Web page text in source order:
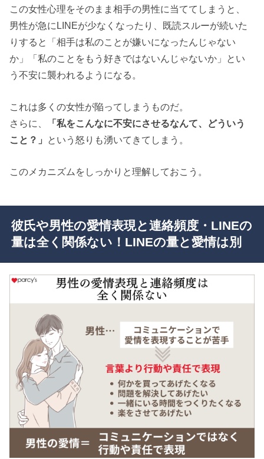
この女性心理をそのまま相手の男性に当ててしまうと、
男性が急にLINEが少なくなったり、既読スルーが続いた
りすると「相手は私のことが嫌いになったんじゃない
か」「私のことをもう好きではないんじゃないか」とい
う不安に襲われるようになる。
これは多くの女性が陥ってしまうものだ。
さらに、
「私をこんなに不安にさせるなんて、どういう
こと？」 という怒りも湧いてきてしまう。
このメカニズムをしっかりと理解しておこう。
彼氏や男性の愛情表現と連絡頻度・LINEの
量は全く関係ない！LINEの量と愛情は別